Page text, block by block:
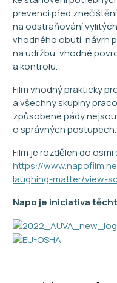
prevenci před
na odstraňování
vhodného obutí, návrh
na údržbu, vhodné
a kontrolu.
Film vhodný prakticky
a všechny skupiny
způsobené pády
o správných postupech.
Film je rozdělen do osmi
https://
laughing-matter/view-
Napo je iniciativa